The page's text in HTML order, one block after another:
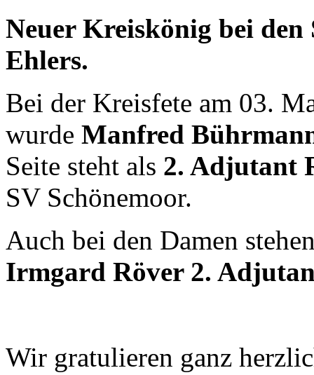
Neuer Kreiskönig bei
Ehlers.
Bei der Kreisfete am 03.
wurde Manfred
Seite steht als 2. Adjutant
SV Schönemoor.
Auch bei den Damen
Irmgard Röver 2.
Wir gratulieren ganz